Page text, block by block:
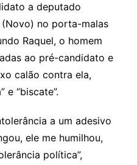
a deputado
no porta-malas
Raquel, o homem
ao pré-candidato e
calão contra ela,
e “biscate”.
a um adesivo
ele me humilhou,
política”,